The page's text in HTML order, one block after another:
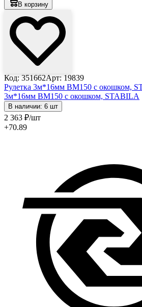
В корзину
Код: 351662Арт: 19839
Рулетка 3м*16мм BM150 с окошком,
3м*16мм BM150 с окошком, STABILA
В наличии: 6 шт
2 363 ₽/шт
+70.89